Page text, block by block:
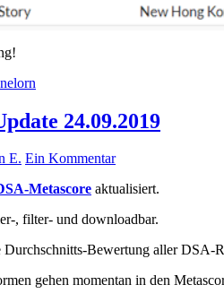
24.09.2019
E. Ein Kommentar
Metascore aktualisiert.
, filter- und downloadbar.
Bewertung aller DSA-
gehen momentan in den